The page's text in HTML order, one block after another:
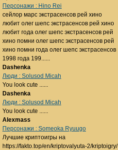
Персонажи : Hino Rei
сейлор марс экстрасенсов рей хино
любит олег шепс экстрасенсов рей хино
любит года олег шепс экстрасенсов рей
хино помни олег шепс экстрасенсов рей
хино помни года олег шепс экстрасенсов
1998 года 199......
Dashenka
Люди : Solusod Micah
You look cute ......
Dashenka
Люди : Solusod Micah
You look cute ......
Alexmass
Персонажи : Someoka Ryuugo
Лучшие криптоигры на
https://fakto.top/en/kriptovalyuta-2/kriptoigry/